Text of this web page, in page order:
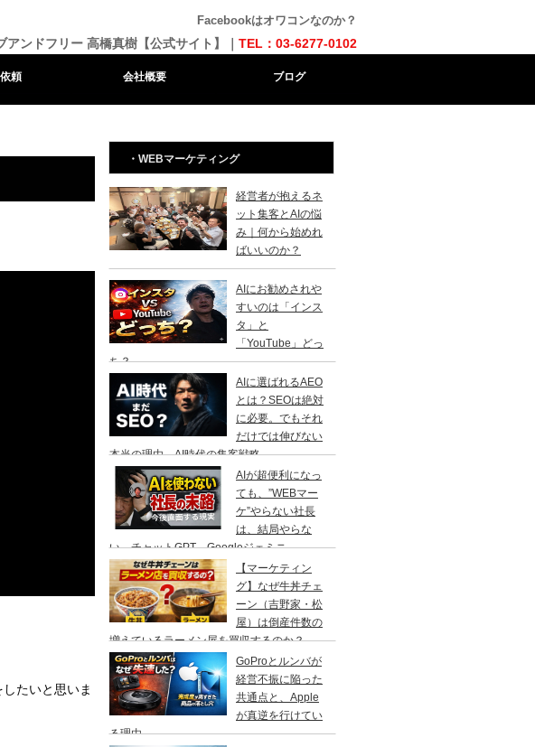
Facebookはオワコンなのか？
アンドフリー 高橋真樹【公式サイト】｜ TEL：03-6277-0102
頼 会社概要 ブログ
たいと思いま
・WEBマーケティング
経営者が抱えるネ
ット集客とAIの悩
み｜何から始めれ
ばいいのか？
AIにお勧めされや
すいのは「インス
タ」と
「YouTube」どっ
ち？
AIに選ばれるAEO
とは？SEOは絶対
に必要。でもそれ
だけでは伸びない
本当の理由、AI時代の集客戦略
AIが超便利になっ
ても、”WEBマー
ケ”やらない社長
は、結局やらな
い。チャットGPT、Googleジェミニ
【マーケティン
グ】なぜ牛丼チェ
ーン（吉野家・松
屋）は倒産件数の
増えているラーメン屋を買収するのか？
GoProとルンバが
経営不振に陥った
共通点と、Apple
が真逆を行けてい
る理由